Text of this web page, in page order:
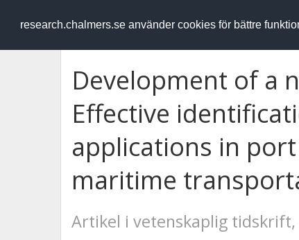
research.chalmers.se använder cookies för bättre
RESEARCH.chalmers.se
Development of a
Effective
applications in
maritime
Artikel i vetenskaplig tidskrift,